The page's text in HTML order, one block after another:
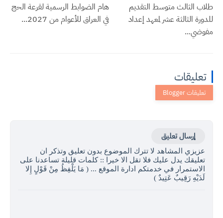
طلاب الثالث متوسط التقديم
للدورة الثالثة عشر لمعهد إعداد
مفوضي...
هام الضوابط الرسمية لقرعة الحج
في العراق للأعوام من 2027...
تعليقات
إرسال تعليق
عزيزي المشاهد لا تترك الموضوع بدون تعليق وتذكر ان
تعليقك يدل عليك فلا تقل الا خيرا :: كلمات قليلة تساعدنا على
الاستمرار في خدمتكم ادارة الموقع ... ( مَا يَلْفِظُ مِنْ قَوْلٍ إِلا
لَدَيْهِ رَقِيبٌ عَتِيدٌ )